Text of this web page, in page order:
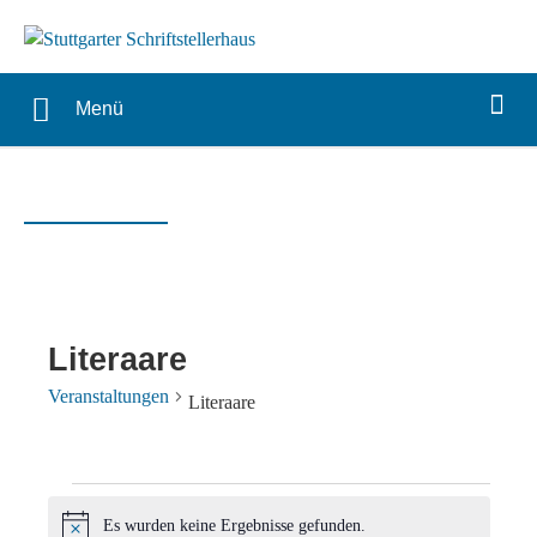
Menü
Literaare
Veranstaltungen Literaare
Veranstaltungen
Es wurden keine Ergebnisse gefunden.